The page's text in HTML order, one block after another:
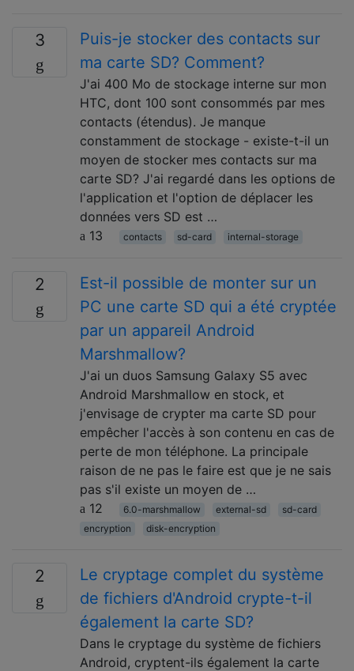
3
Puis-je stocker des contacts sur
ma carte SD? Comment?
J'ai 400 Mo de stockage interne sur mon
HTC, dont 100 sont consommés par mes
contacts (étendus). Je manque
constamment de stockage - existe-t-il un
moyen de stocker mes contacts sur ma
carte SD? J'ai regardé dans les options de
l'application et l'option de déplacer les
données vers SD est …
13
contacts sd-card internal-storage
2
Est-il possible de monter sur un
PC une carte SD qui a été cryptée
par un appareil Android
Marshmallow?
J'ai un duos Samsung Galaxy S5 avec
Android Marshmallow en stock, et
j'envisage de crypter ma carte SD pour
empêcher l'accès à son contenu en cas de
perte de mon téléphone. La principale
raison de ne pas le faire est que je ne sais
pas s'il existe un moyen de …
12
6.0-marshmallow external-sd
sd-card
encryption
disk-encryption
2
Le cryptage complet du système
de fichiers d'Android crypte-t-il
également la carte SD?
Dans le cryptage du système de fichiers
Android, cryptent-ils également la carte